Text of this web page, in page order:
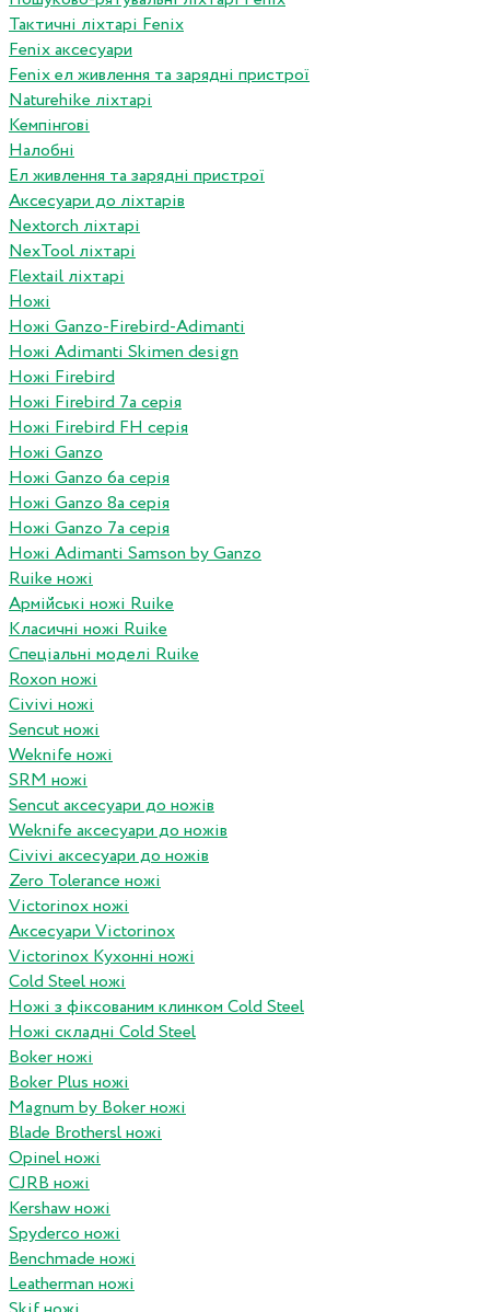
Тактичні ліхтарі Fenix
Fenix аксесуари
Fenix ел живлення та зарядні пристрої
Naturehike ліхтарі
Кемпінгові
Налобні
Ел живлення та зарядні пристрої
Аксесуари до ліхтарів
Nextorch ліхтарі
NexTool ліхтарі
Flextail ліхтарі
Ножі
Ножі Ganzo-Firebird-Adimanti
Ножі Adimanti Skimen design
Ножі Firebird
Ножі Firebird 7а серія
Ножі Firebird FH серія
Ножі Ganzo
Ножі Ganzo 6а серія
Ножі Ganzo 8а серія
Ножі Ganzo 7а серія
Ножі Adimanti Samson by Ganzo
Ruike ножі
Армійські ножі Ruike
Класичні ножі Ruike
Спеціальні моделі Ruike
Roxon ножi
Civivi ножі
Sencut ножі
Weknife ножі
SRM ножі
Sencut аксесуари до ножів
Weknife аксесуари до ножів
Civivi аксесуари до ножів
Zero Tolerance ножі
Victorinox ножі
Аксесуари Victorinox
Victorinox Кухонні ножі
Cold Steel ножі
Ножі з фіксованим клинком Cold Steel
Ножі складні Cold Steel
Boker ножі
Boker Plus ножі
Magnum by Boker ножі
Blade Brothersl ножі
Opinel ножі
CJRB ножі
Kershaw ножі
Spyderco ножі
Benchmade ножі
Leatherman ножі